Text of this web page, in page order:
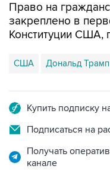
Право на
закреплено в
Конституции США,
США Дональд Трамп
Купить подписку
Подписаться на
Получать
канале